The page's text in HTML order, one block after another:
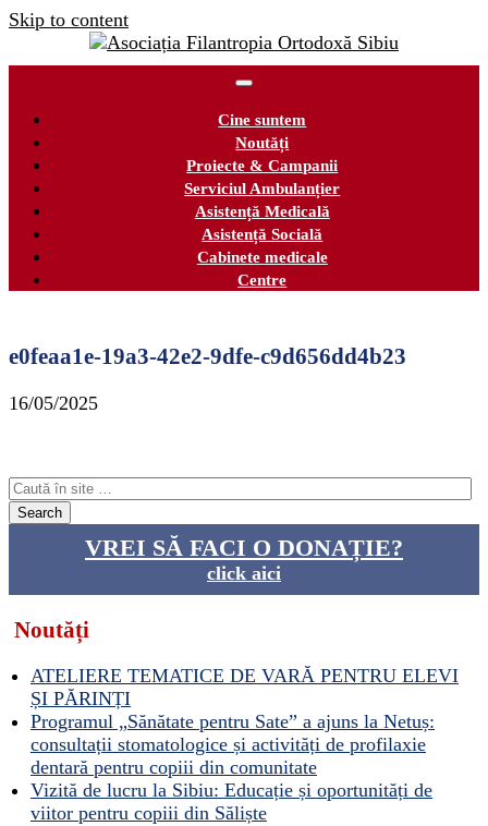
Skip to content
Cine suntem
Noutăți
Proiecte & Campanii
Serviciul Ambulanțier
Asistență Medicală
Asistență Socială
Cabinete medicale
Centre
e0feaa1e-19a3-42e2-9dfe-c9d656dd4b23
16/05/2025
VREI SĂ FACI O DONAȚIE?
click aici
Noutăți
ATELIERE TEMATICE DE VARĂ PENTRU ELEVI
ȘI PĂRINȚI
Programul „Sănătate pentru Sate” a ajuns la Netuș:
consultații stomatologice și activități de profilaxie
dentară pentru copiii din comunitate
Vizită de lucru la Sibiu: Educație și oportunități de
viitor pentru copiii din Săliște